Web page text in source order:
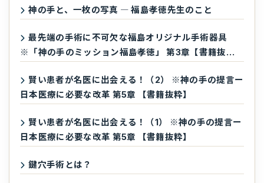
神の手と、一枚の写真 ― 福島孝徳先生のこと
最先端の手術に不可欠な福島オリジナル手術器具
※「神の手のミッション福島孝徳」 第3章【書籍抜
賢い患者が名医に出会える！（2） ※神の手の提言ー
日本医療に必要な改革 第5章 【書籍抜粋】
賢い患者が名医に出会える！（1） ※神の手の提言ー
日本医療に必要な改革 第5章 【書籍抜粋】
鍵穴手術とは？